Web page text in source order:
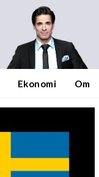
Ekonomi Om